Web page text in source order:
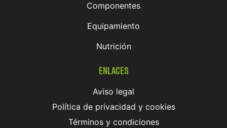
Componentes
Equipamiento
Nutrición
Enlaces
Aviso legal
Política de privacidad y cookies
Términos y condiciones